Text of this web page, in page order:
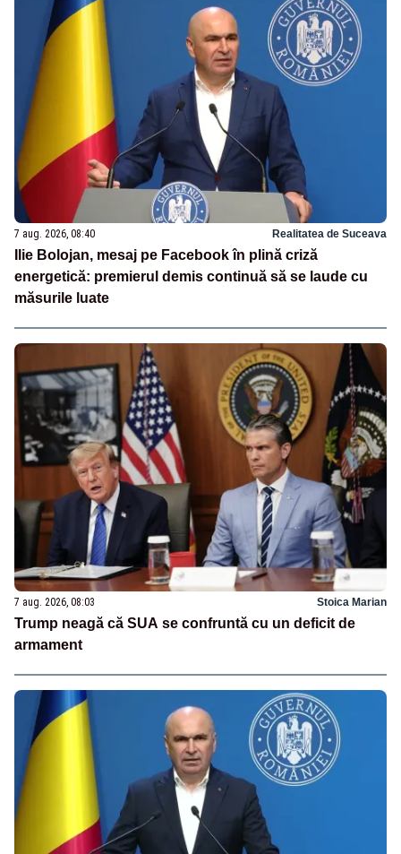
7 aug. 2026, 08:40 Realitatea de Suceava
Ilie Bolojan, mesaj pe Facebook în plină criză
energetică: premierul demis continuă să se laude cu
măsurile luate
7 aug. 2026, 08:03 Stoica Marian
Trump neagă că SUA se confruntă cu un deficit de
armament